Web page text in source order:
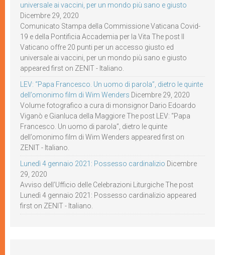
universale ai vaccini, per un mondo più sano e giusto
Dicembre 29, 2020
Comunicato Stampa della Commissione Vaticana Covid-
19 e della Pontificia Accademia per la Vita The post Il
Vaticano offre 20 punti per un accesso giusto ed
universale ai vaccini, per un mondo più sano e giusto
appeared first on ZENIT - Italiano.
LEV: “Papa Francesco. Un uomo di parola”, dietro le quinte
dell’omonimo film di Wim Wenders Dicembre 29, 2020
Volume fotografico a cura di monsignor Dario Edoardo
Viganò e Gianluca della Maggiore The post LEV: “Papa
Francesco. Un uomo di parola”, dietro le quinte
dell’omonimo film di Wim Wenders appeared first on
ZENIT - Italiano.
Lunedì 4 gennaio 2021: Possesso cardinalizio Dicembre
29, 2020
Avviso dell’Ufficio delle Celebrazioni Liturgiche The post
Lunedì 4 gennaio 2021: Possesso cardinalizio appeared
first on ZENIT - Italiano.